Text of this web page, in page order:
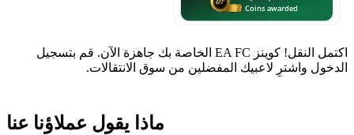
اكتمل النقل! كوينز EA FC الخاصة بك جاهزة الآن. قم بتسجيل
الدخول واشترِ لاعبيك المفضلين من سوق الانتقالات.
ماذا يقول عملاؤنا عنا